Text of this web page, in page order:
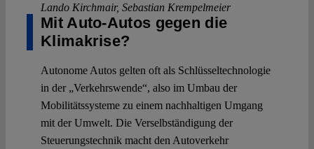
Lando Kirchmair, Sebastian Krempelmeier
Mit Auto-Autos gegen die
Klimakrise?
Autonome Autos gelten oft als Schlüsseltechnologie
in der „Verkehrswende“, also im Umbau der
Mobilitätssysteme zu einem nachhaltigen Umgang
mit der Umwelt. Die Verselbständigung der
Steuerungstechnik macht den Autoverkehr